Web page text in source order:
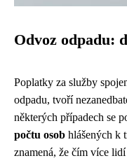
Odvoz odpadu:
Poplatky za služby
odpadu, tvoří
některých případech se
počtu osob hlášených k
znamená, že čím více